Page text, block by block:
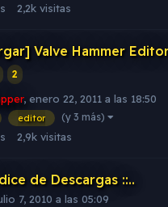
2,2k visitas
Valve Hammer
2
, enero 22, 2011 a las 18:50
editor (y 3 más)
2,9k visitas
de Descargas ::..
7, 2010 a las 05:09